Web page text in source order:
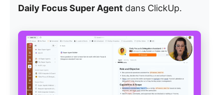
Daily Focus Super Agent dans ClickUp.